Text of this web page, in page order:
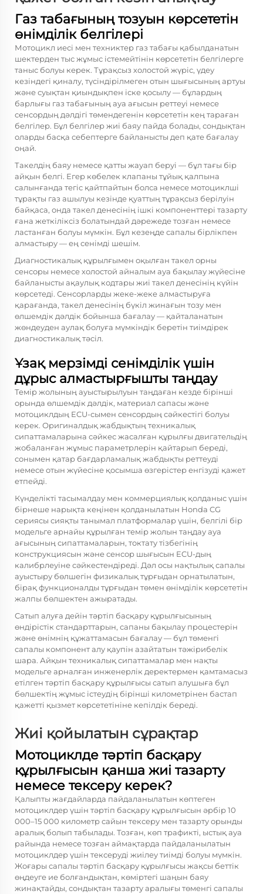
Газ табағының тозуын көрсететін
өнімділік белгілері
Мотоцикл иесі мен техниктер газ табағы қабылданатын
шектерден тыс жұмыс істемейтінін көрсететін белгілерге
таныс болуы керек. Тұрақсыз холостой жүріс, үдеу
кезіндегі қиналу, түсіндірілмеген отын шығысының артуы
және суықтан қиындықпен іске қосылу — бұлардың
барлығы газ табағының ауа ағысын реттеуі немесе
сенсордың дәлдігі төмендегенін көрсететін кең тараған
белгілер. Бұл белгілер жиі баяу пайда болады, сондықтан
оларды басқа себептерге байланысты деп қате бағалау
оңай.
Такелдің баяу немесе қатты жауап беруі — бұл тағы бір
айқын белгі. Егер көбелек клапаны тұйық қалпына
салынғанда тегіс қайтпайтын болса немесе мотоциклші
тұрақты газ ашылуы кезінде қуаттың тұрақсыз берілуін
байқаса, онда такел денесінің ішкі компоненттері тазарту
ғана жеткіліксіз болатындай дәрежеде тозған немесе
ластанған болуы мүмкін. Бұл кезеңде сапалы бірлікпен
алмастыру — ең сенімді шешім.
Диагностикалық құрылғымен оқылған такел орны
сенсоры немесе холостой айналым ауа бақылау жүйесіне
байланысты ақаулық кодтары жиі такел денесінің күйін
көрсетеді. Сенсорларды жеке-жеке алмастыруға
қарағанда, такел денесінің бүкіл жинағын тозу мен
өлшемдік дәлдік бойынша бағалау — қайталанатын
жөндеуден аулақ болуға мүмкіндік беретін тиімдірек
диагностикалық тәсіл.
Ұзақ мерзімді сенімділік үшін
дұрыс алмастырғышты таңдау
Темір жолының ауыстырылуын таңдаған кезде бірінші
орында өлшемдік дәлдік, материал сапасы және
мотоциклдың ECU-сымен сенсордың сәйкестігі болуы
керек. Оригиналдық жабдықтың техникалық
сипаттамаларына сәйкес жасалған құрылғы двигательдің
жобаланған жұмыс параметрлерін қайтарып береді,
сонымен қатар бағдарламалық жабдықты реттеуді
немесе отын жүйесіне қосымша өзгерістер енгізуді қажет
етпейді.
Күнделікті тасымалдау мен коммерциялық қолданыс үшін
бірнеше нарықта кеңінен қолданылатын Honda CG
сериясы сияқты танымал платформалар үшін, белгілі бір
модельге арнайы құрылған темір жолын таңдау ауа
ағысының сипаттамаларын, токтату тізбегінің
конструкциясын және сенсор шығысын ECU-дың
калибрлеуіне сәйкестендіреді. Дәл осы нақтылық сапалы
ауыстыру бөлшегін физикалық тұрғыдан орнатылатын,
бірақ функционалды тұрғыдан төмен өнімділік көрсететін
жалпы бөлшектен ажыратады.
Сатып алуға дейін тәртіп басқару құрылғысының
өндірістік стандарттарын, сапаны бақылау процестерін
және өнімнің құжаттамасын бағалау — бұл төменгі
сапалы компонент алу қаупін азайтатын тәжірибелік
шара. Айқын техникалық сипаттамалар мен нақты
модельге арналған инженерлік деректермен қамтамасыз
етілген тәртіп басқару құрылғысы сатып алушыға бұл
бөлшектің жұмыс істеудің бірінші километрінен бастап
қажетті қызмет көрсететініне кепілдік береді.
Жиі қойылатын сұрақтар
Мотоциклде тәртіп басқару
құрылғысын қанша жиі тазарту
немесе тексеру керек?
Қалыпты жағдайларда пайдаланылатын көптеген
мотоциклдер үшін тәртіп басқару құрылғысын әрбір 10
000–15 000 километр сайын тексеру мен тазарту орынды
аралық болып табылады. Тозған, көп трафикті, ыстық ауа
райында немесе тозған аймақтарда пайдаланылатын
мотоциклдер үшін тексеруді жиілеу тиімді болуы мүмкін.
Жоғары сапалы тәртіп басқару құрылғысы жақсы беттік
өңдеуге ие болғандықтан, көміртегі шаңын баяу
жинақтайды, сондықтан тазарту аралығы төменгі сапалы